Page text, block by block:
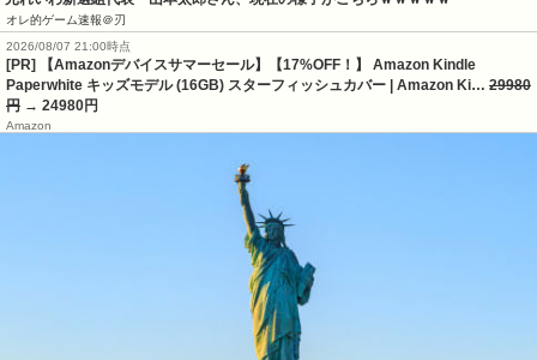
オレ的ゲーム速報＠刃
2026/08/07 21:00時点
[PR] 【Amazonデバイスサマーセール】【17%OFF！】 Amazon Kindle
Paperwhite キッズモデル (16GB) スターフィッシュカバー | Amazon Ki… 29980
円 → 24980円
Amazon